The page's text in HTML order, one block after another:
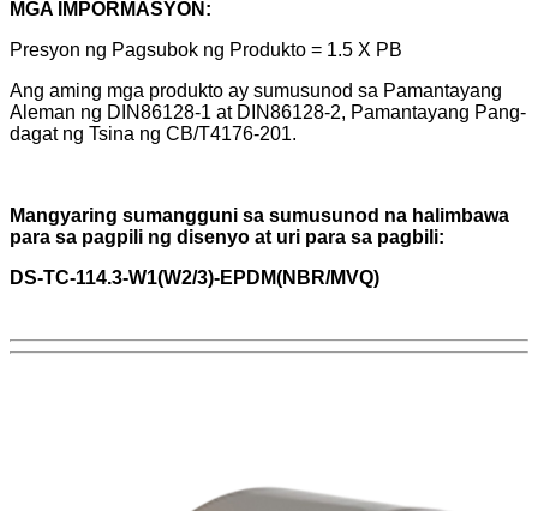
MGA IMPORMASYON:
Presyon ng Pagsubok ng Produkto = 1.5 X PB
Ang aming mga produkto ay sumusunod sa Pamantayang
Aleman ng DIN86128-1 at DIN86128-2, Pamantayang Pang-
dagat ng Tsina ng CB/T4176-201.
Mangyaring sumangguni sa sumusunod na halimbawa
para sa pagpili ng disenyo at uri para sa pagbili:
DS-TC-114.3-W1(W2/3)-EPDM(NBR/MVQ)